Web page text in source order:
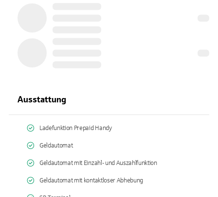
Ausstattung
Ladefunktion Prepaid Handy
Geldautomat
Geldautomat mit Einzahl- und Auszahlfunktion
Geldautomat mit kontaktloser Abhebung